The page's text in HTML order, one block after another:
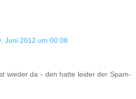
Juni 2012 um 00:08
wieder da - den hatte leider der Spam-